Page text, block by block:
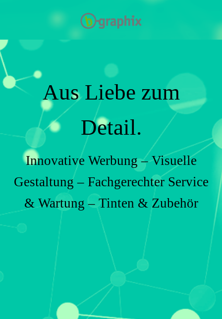
Aus Liebe zum
Detail.
Innovative Werbung – Visuelle
Gestaltung – Fachgerechter Service
& Wartung – Tinten & Zubehör